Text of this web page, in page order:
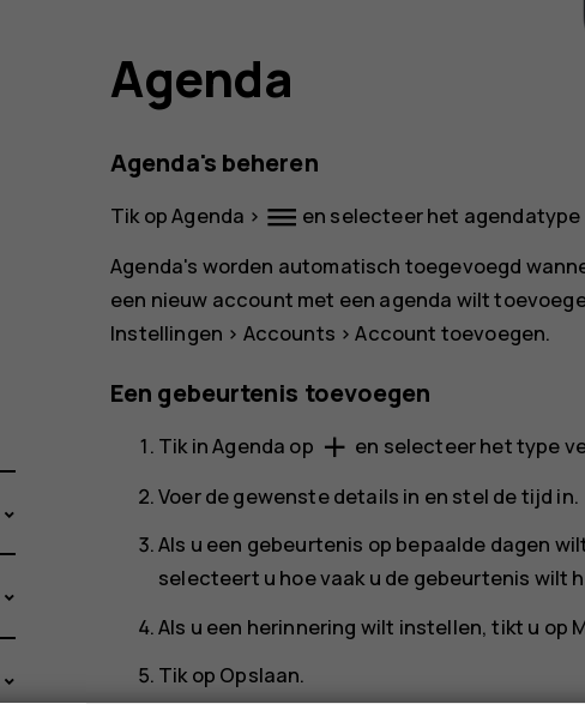
Agenda
Agenda's beheren
Tik opAgenda > dehaze en selecteer het
Agenda's worden automatisch toegevoegd
een nieuw account met een agenda wilt
Instellingen > Accounts >Account toevoegen.
Een gebeurtenis toevoegen
Tik inAgenda op add en selecteer het type
Voer de gewenste details in en stel de tijd in.
Als u een gebeurtenis op bepaalde dagen
selecteert u hoe vaak u de gebeurtenis wilt
Als u een herinnering wilt instellen, tikt u op
Tik op Opslaan.